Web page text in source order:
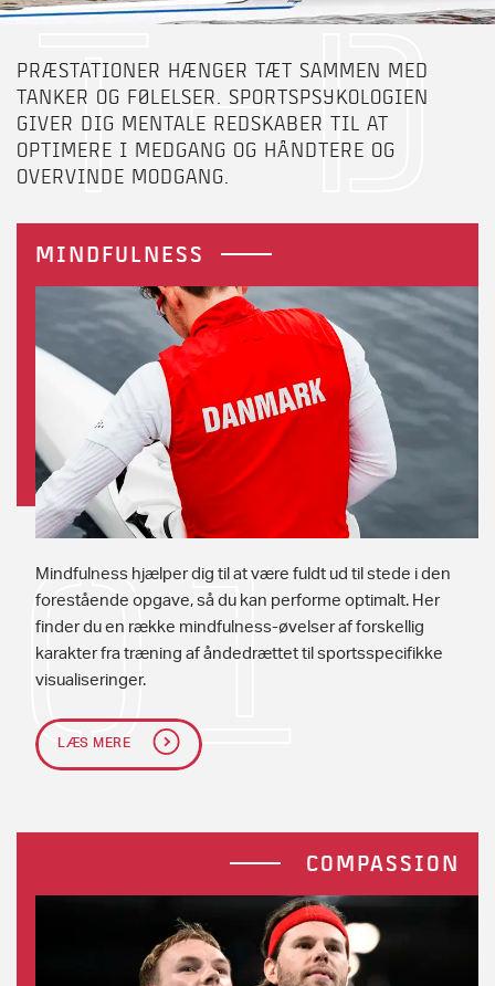
PRÆSTATIONER HÆNGER TÆT SAMMEN MED
TANKER OG FØLELSER. SPORTSPSYKOLOGIEN
GIVER DIG MENTALE REDSKABER TIL AT
OPTIMERE I MEDGANG OG HÅNDTERE OG
OVERVINDE MODGANG.
T-D
MINDFULNESS
Mindfulness hjælper dig til at være fuldt ud til stede i den
forestående opgave, så du kan performe optimalt. Her
finder du en række mindfulness-øvelser af forskellig
karakter fra træning af åndedrættet til sportsspecifikke
visualiseringer.
LÆS MERE
COMPASSION